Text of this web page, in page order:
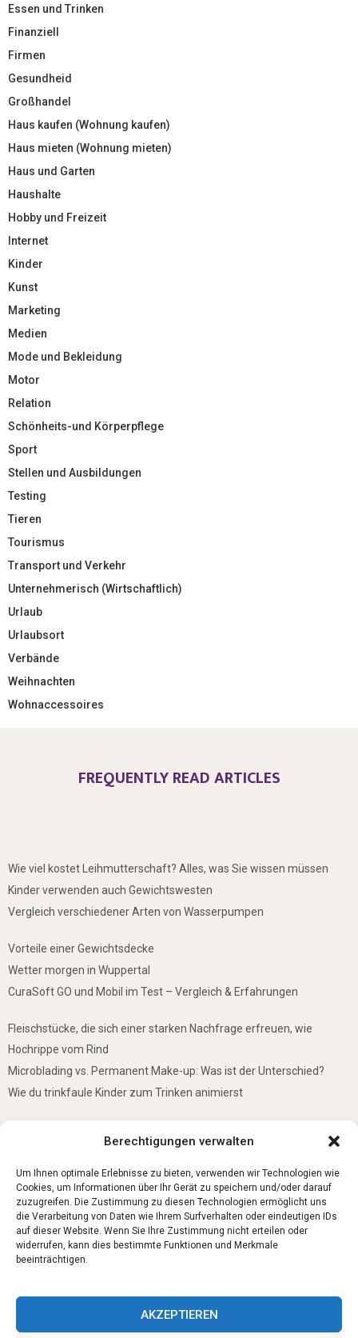
Berechtigungen verwalten
Um Ihnen optimale Erlebnisse zu bieten, verwenden wir Technologien wie
Cookies, um Informationen über Ihr Gerät zu speichern und/oder darauf
zuzugreifen. Die Zustimmung zu diesen Technologien ermöglicht uns
die Verarbeitung von Daten wie Ihrem Surfverhalten oder eindeutigen IDs
auf dieser Website. Wenn Sie Ihre Zustimmung nicht erteilen oder
widerrufen, kann dies bestimmte Funktionen und Merkmale
beeinträchtigen.
AKZEPTIEREN
Essen und Trinken
Finanziell
Firmen
Gesundheid
Großhandel
Haus kaufen (Wohnung kaufen)
Haus mieten (Wohnung mieten)
Haus und Garten
Haushalte
Hobby und Freizeit
Internet
Kinder
Kunst
Marketing
Medien
Mode und Bekleidung
Motor
Relation
Schönheits-und Körperpflege
Sport
Stellen und Ausbildungen
Testing
Tieren
Tourismus
Transport und Verkehr
Unternehmerisch (Wirtschaftlich)
Urlaub
Urlaubsort
Verbände
Weihnachten
Wohnaccessoires
FREQUENTLY READ ARTICLES
Wie viel kostet Leihmutterschaft? Alles, was Sie wissen müssen
Kinder verwenden auch Gewichtswesten
Vergleich verschiedener Arten von Wasserpumpen
Vorteile einer Gewichtsdecke
Wetter morgen in Wuppertal
CuraSoft GO und Mobil im Test – Vergleich & Erfahrungen
Fleischstücke, die sich einer starken Nachfrage erfreuen, wie
Hochrippe vom Rind
Microblading vs. Permanent Make-up: Was ist der Unterschied?
Wie du trinkfaule Kinder zum Trinken animierst
5 Gründe, warum jedes Baby einen Mini-Schwimmring haben sollte
Ist Lockpicking in Deutschland verboten?